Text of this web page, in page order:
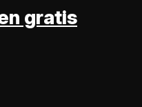
gratis